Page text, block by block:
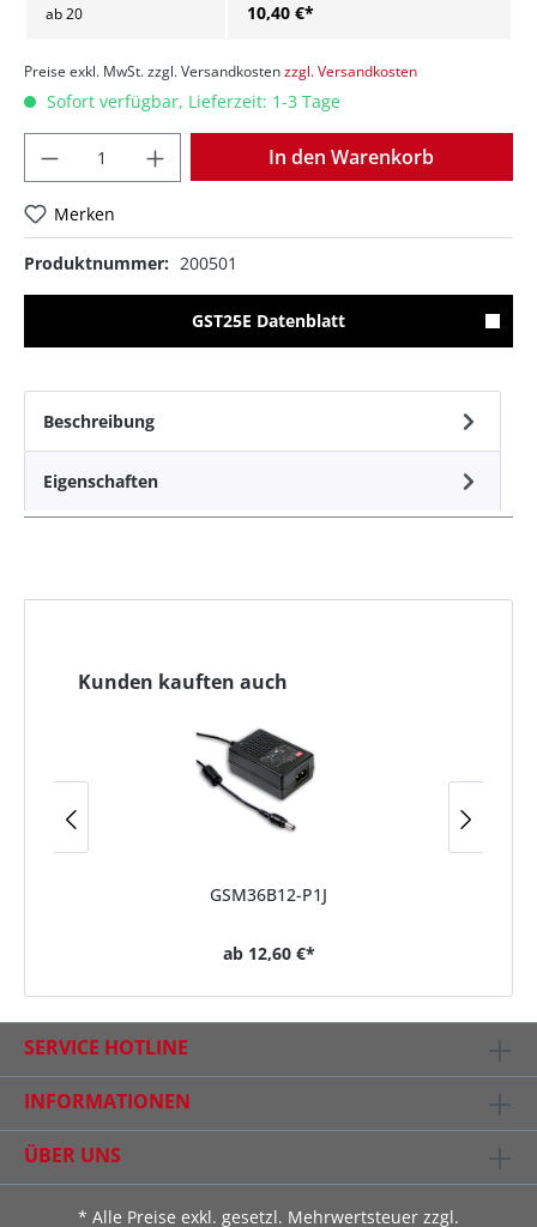
ab20 10,40 €*
Preise exkl. MwSt. zzgl. Versandkostenzzgl. Versandkosten
Sofort verfügbar, Lieferzeit: 1-3 Tage
In den Warenkorb
Merken
Produktnummer: 200501
GST25E Datenblatt
Beschreibung
Eigenschaften
Kunden kauften auch
GSM36B12-P1J
ab 12,60 €*
SERVICE HOTLINE
INFORMATIONEN
ÜBER UNS
* Alle Preise exkl. gesetzl. Mehrwertsteuer zzgl.